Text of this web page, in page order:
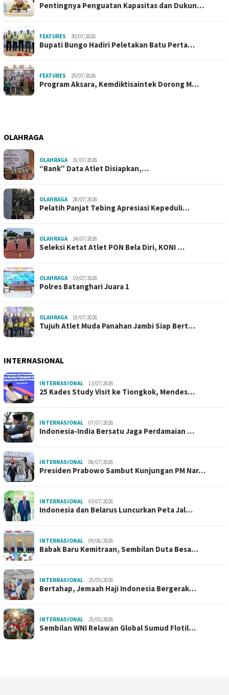
Pentingnya Penguatan Kapasitas dan Dukun…
FEATURES 30/07/2026
Bupati Bungo Hadiri Peletakan Batu Perta…
FEATURES 29/07/2026
Program Aksara, Kemdiktisaintek Dorong M…
OLAHRAGA
OLAHRAGA 31/07/2026
“Bank” Data Atlet Disiapkan,…
OLAHRAGA 28/07/2026
Pelatih Panjat Tebing Apresiasi Kepeduli…
OLAHRAGA 24/07/2026
Seleksi Ketat Atlet PON Bela Diri, KONI …
OLAHRAGA 19/07/2026
Polres Batanghari Juara 1
OLAHRAGA 18/07/2026
Tujuh Atlet Muda Panahan Jambi Siap Bert…
INTERNASIONAL
INTERNASIONAL 13/07/2026
25 Kades Study Visit ke Tiongkok, Mendes…
INTERNASIONAL 07/07/2026
Indonesia-India Bersatu Jaga Perdamaian …
INTERNASIONAL 06/07/2026
Presiden Prabowo Sambut Kunjungan PM Nar…
INTERNASIONAL 03/07/2026
Indonesia dan Belarus Luncurkan Peta Jal…
INTERNASIONAL 09/06/2026
Babak Baru Kemitraan, Sembilan Duta Besa…
INTERNASIONAL 25/05/2026
Bertahap, Jemaah Haji Indonesia Bergerak…
INTERNASIONAL 25/05/2026
Sembilan WNI Relawan Global Sumud Flotil…